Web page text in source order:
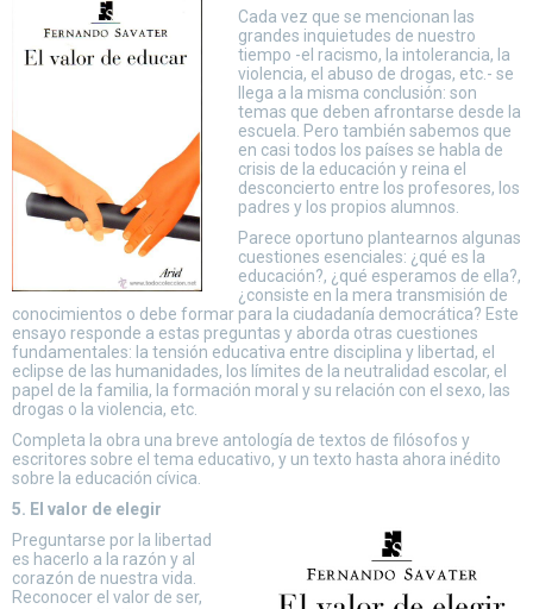
Cada vez que se mencionan las
grandes inquietudes de nuestro
tiempo -el racismo, la intolerancia, la
violencia, el abuso de drogas, etc.- se
llega a la misma conclusión: son
temas que deben afrontarse desde la
escuela. Pero también sabemos que
en casi todos los países se habla de
crisis de la educación y reina el
desconcierto entre los profesores, los
padres y los propios alumnos.
Parece oportuno plantearnos algunas
cuestiones esenciales: ¿qué es la
educación?, ¿qué esperamos de ella?,
¿consiste en la mera transmisión de
conocimientos o debe formar para la ciudadanía democrática? Este
ensayo responde a estas preguntas y aborda otras cuestiones
fundamentales: la tensión educativa entre disciplina y libertad, el
eclipse de las humanidades, los límites de la neutralidad escolar, el
papel de la familia, la formación moral y su relación con el sexo, las
drogas o la violencia, etc.
Completa la obra una breve antología de textos de filósofos y
escritores sobre el tema educativo, y un texto hasta ahora inédito
sobre la educación cívica.
5. El valor de elegir
Preguntarse por la libertad
es hacerlo a la razón y al
corazón de nuestra vida.
Reconocer el valor de ser,